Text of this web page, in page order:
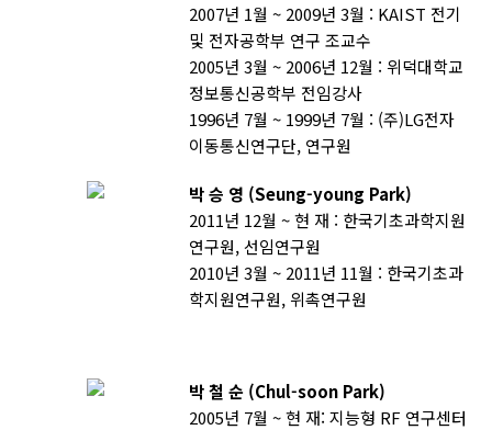
2007년 1월 ~ 2009년 3월 : KAIST 전기
및 전자공학부 연구 조교수
2005년 3월 ~ 2006년 12월 : 위덕대학교
정보통신공학부 전임강사
1996년 7월 ~ 1999년 7월 : (주)LG전자
이동통신연구단, 연구원
박 승 영 (Seung-young Park)
2011년 12월 ~ 현 재 : 한국기초과학지원
연구원, 선임연구원
2010년 3월 ~ 2011년 11월 : 한국기초과
학지원연구원, 위촉연구원
박 철 순 (Chul-soon Park)
2005년 7월 ~ 현 재: 지능형 RF 연구센터